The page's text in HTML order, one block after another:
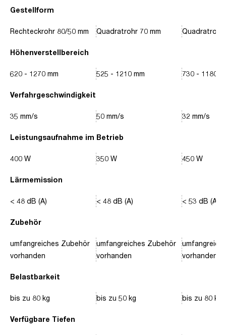
Gestellform
Höhenverstellbereich
Verfahrgeschwindigkeit
Leistungsaufnahme im Betrieb
Lärmemission
Zubehör
Belastbarkeit
Verfügbare Tiefen
Rechteckrohr 80/50 mm
620 - 1270 mm
35 mm/s
400 W
< 48 dB (A)
umfangreiches Zubehör
vorhanden
bis zu 80 kg
Quadratrohr 70 mm
525 - 1210 mm
50 mm/s
350 W
< 48 dB (A)
umfangreiches Zubehör
vorhanden
bis zu 50 kg
Quadratrohr
730 - 1180
32 mm/s
450 W
< 53 dB (A)
vorhanden
bis zu 80 kg